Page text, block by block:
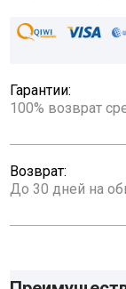
Гарантии:
100% возврат
Возврат:
До 30 дней на